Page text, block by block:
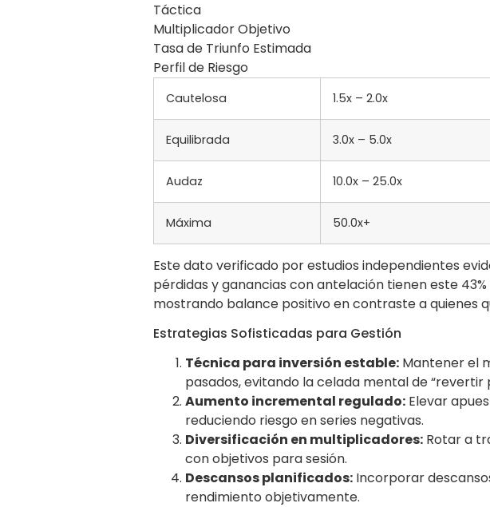
Táctica
Multiplicador Objetivo
Tasa de Triunfo Estimada
Perfil de Riesgo
Cautelosa 1.5x – 2.0x
Equilibrada 3.0x – 5.0x
Audaz 10.0x – 25.0x
Máxima 50.0x+
Este dato verificado por estudios independientes
pérdidas y ganancias con antelación tienen este
mostrando balance positivo en contraste a quienes
Estrategias Sofisticadas para Gestión
Técnica para inversión estable: Mantener el
pasados, evitando la celada mental de “revertir
Aumento incremental regulado: Elevar
reduciendo riesgo en series negativas.
Diversificación en multiplicadores: Rotar a
con objetivos para sesión.
Descansos planificados: Incorporar
rendimiento objetivamente.